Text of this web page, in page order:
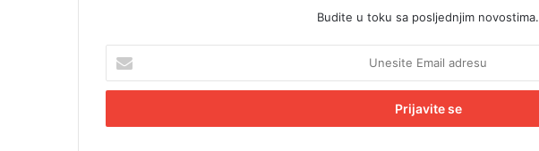
Budite u toku sa posljednjim novostima.
e
i